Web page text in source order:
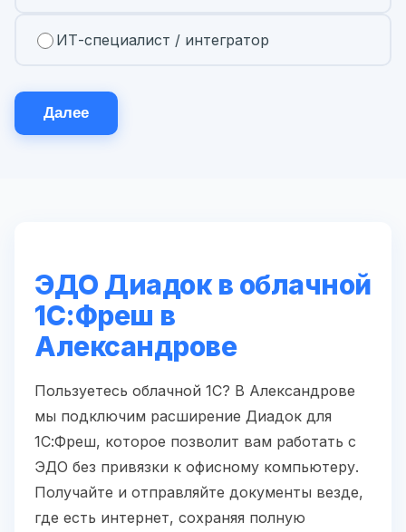
ИТ-специалист / интегратор
Далее
ЭДО Диадок в облачной
1С:Фреш в
Александрове
Пользуетесь облачной 1С? В Александрове
мы подключим расширение Диадок для
1С:Фреш, которое позволит вам работать с
ЭДО без привязки к офисному компьютеру.
Получайте и отправляйте документы везде,
где есть интернет, сохраняя полную